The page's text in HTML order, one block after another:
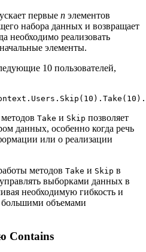
первые n элементов
набора данных и возвращает
необходимо реализовать
элементы.
10 пользователей,
Take и Skip позволяет
данных, особенно когда речь
или о реализации
методов Take и Skip в
выборками данных в
необходимую гибкость и
большими объемами
Contains